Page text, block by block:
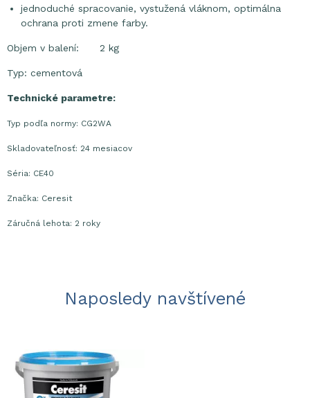
jednoduché spracovanie, vystužená vláknom, optimálna
ochrana proti zmene farby.
Objem v balení: 2 kg
Typ: cementová
Technické parametre:
Typ podľa normy: CG2WA
Skladovateľnosť: 24 mesiacov
Séria: CE40
Značka: Ceresit
Záručná lehota: 2 roky
Naposledy navštívené